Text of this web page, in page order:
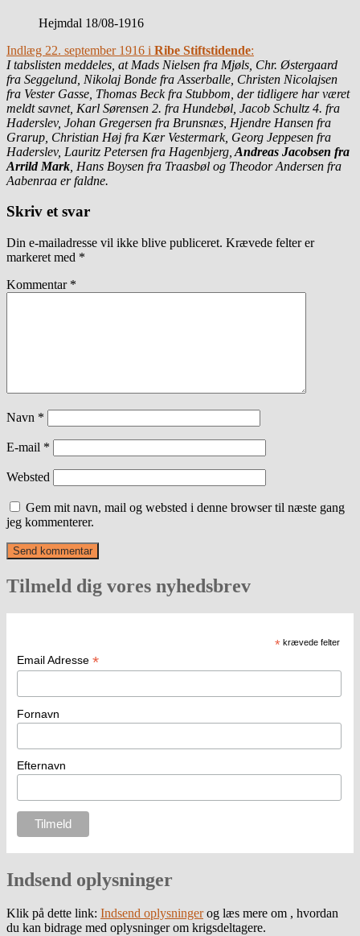
Hejmdal 18/08-1916
Indlæg 22. september 1916 i Ribe Stiftstidende:
I tabslisten meddeles, at Mads Nielsen fra Mjøls, Chr. Østergaard
fra Seggelund, Nikolaj Bonde fra Asserballe, Christen Nicolajsen
fra Vester Gasse, Thomas Beck fra Stubbom, der tidligere har været
meldt savnet, Karl Sørensen 2. fra Hundebøl, Jacob Schultz 4. fra
Haderslev, Johan Gregersen fra Brunsnæs, Hjendre Hansen fra
Grarup, Christian Høj fra Kær Vestermark, Georg Jeppesen fra
Haderslev, Lauritz Petersen fra Hagenbjerg, Andreas Jacobsen fra
Arrild Mark , Hans Boysen fra Traasbøl og Theodor Andersen fra
Aabenraa er faldne.
Skriv et svar
Din e-mailadresse vil ikke blive publiceret. Krævede felter er
markeret med *
Kommentar *
Navn *
E-mail *
Websted
Gem mit navn, mail og websted i denne browser til næste gang
jeg kommenterer.
Tilmeld dig vores nyhedsbrev
* krævede felter
Email Adresse *
Fornavn
Efternavn
Indsend oplysninger
Klik på dette link: Indsend oplysningerog læs mere om , hvordan
du kan bidrage med oplysninger om krigsdeltagere.